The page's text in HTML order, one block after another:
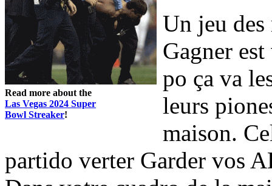
Read more about the
Las Vegas 2024 Super
Bowl Streaker!
Un jeu des
Gagner
po ça va
leurs
maison.
partido verter Garder vos